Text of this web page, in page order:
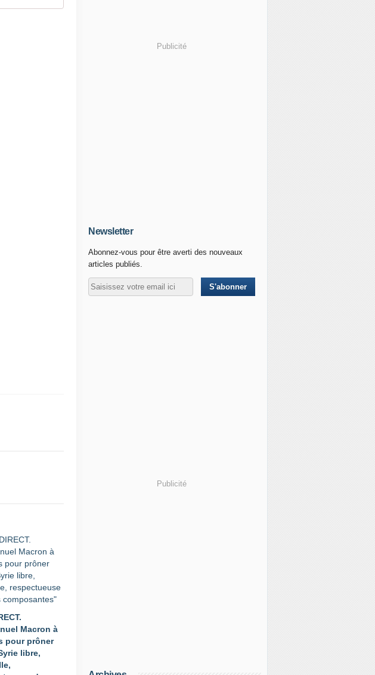
Macron à
pour prôner
libre,
Publicité
Newsletter
Abonnez-vous pour être averti des nouveaux
articles publiés.
Publicité